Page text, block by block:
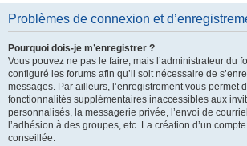
Problèmes de connexion et
Pourquoi dois-je m’enregistrer ?
Vous pouvez ne pas le faire, mais l’administrateur du
configuré les forums afin qu’il soit nécessaire de
messages. Par ailleurs, l’enregistrement vous permet
fonctionnalités supplémentaires inaccessibles aux
personnalisés, la messagerie privée, l’envoi de
l’adhésion à des groupes, etc. La création d’un
conseillée.